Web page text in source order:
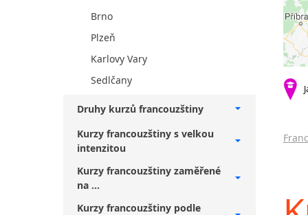
Brno
Plzeň
Karlovy Vary
Sedlčany
Druhy kurzů francouzštiny
Kurzy francouzštiny s velkou
intenzitou
Kurzy francouzštiny zaměřené
na ...
Kurzy francouzštiny podle